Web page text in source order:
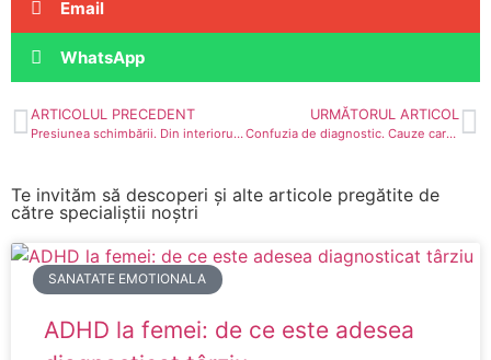
Email
WhatsApp
ARTICOLUL PRECEDENT
Presiunea schimbării. Din interiorul și din exteriorul nostru.
URMĂTORUL ARTICOL
Confuzia de diagnostic. Cauze care imită simptomele de neurodezvoltare.
Te invităm să descoperi și alte articole pregătite de
către specialiștii noștri
SANATATE EMOTIONALA
ADHD la femei: de ce este adesea